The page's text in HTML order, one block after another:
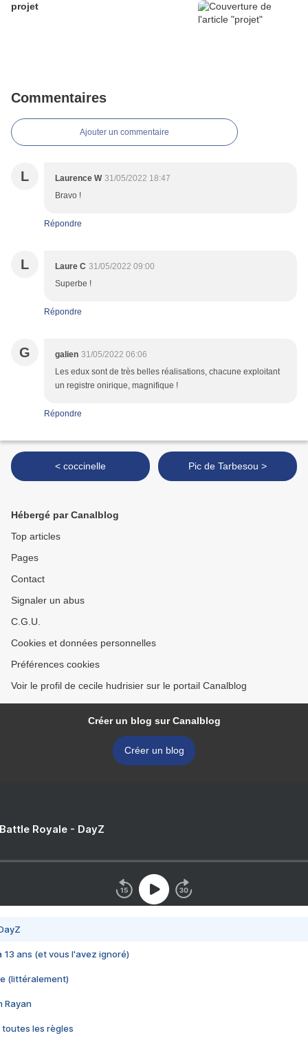
projet
Commentaires
Ajouter un commentaire
L Laurence W 31/05/2022 18:47
Bravo !
Répondre
L Laure C 31/05/2022 09:00
Superbe !
Répondre
G galien 31/05/2022 06:06
Les edux sont de très belles réalisations, chacune exploitant
un registre onirique, magnifique !
Répondre
< coccinelle Pic de Tarbesou >
Hébergé par Canalblog
Top articles
Pages
Contact
Signaler un abus
C.G.U.
Cookies et données personnelles
Préférences cookies
Voir le profil de cecile hudrisier sur le portail Canalblog
Créer un blog sur Canalblog
Créer un blog
Royale - DayZ
13 ans (et vous l'avez ignoré)
(littéralement)
Rayan
toutes les règles